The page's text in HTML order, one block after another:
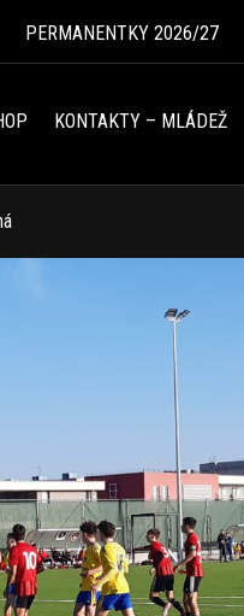
PERMANENTKY 2026/27
KONTAKTY – MLÁDEŽ